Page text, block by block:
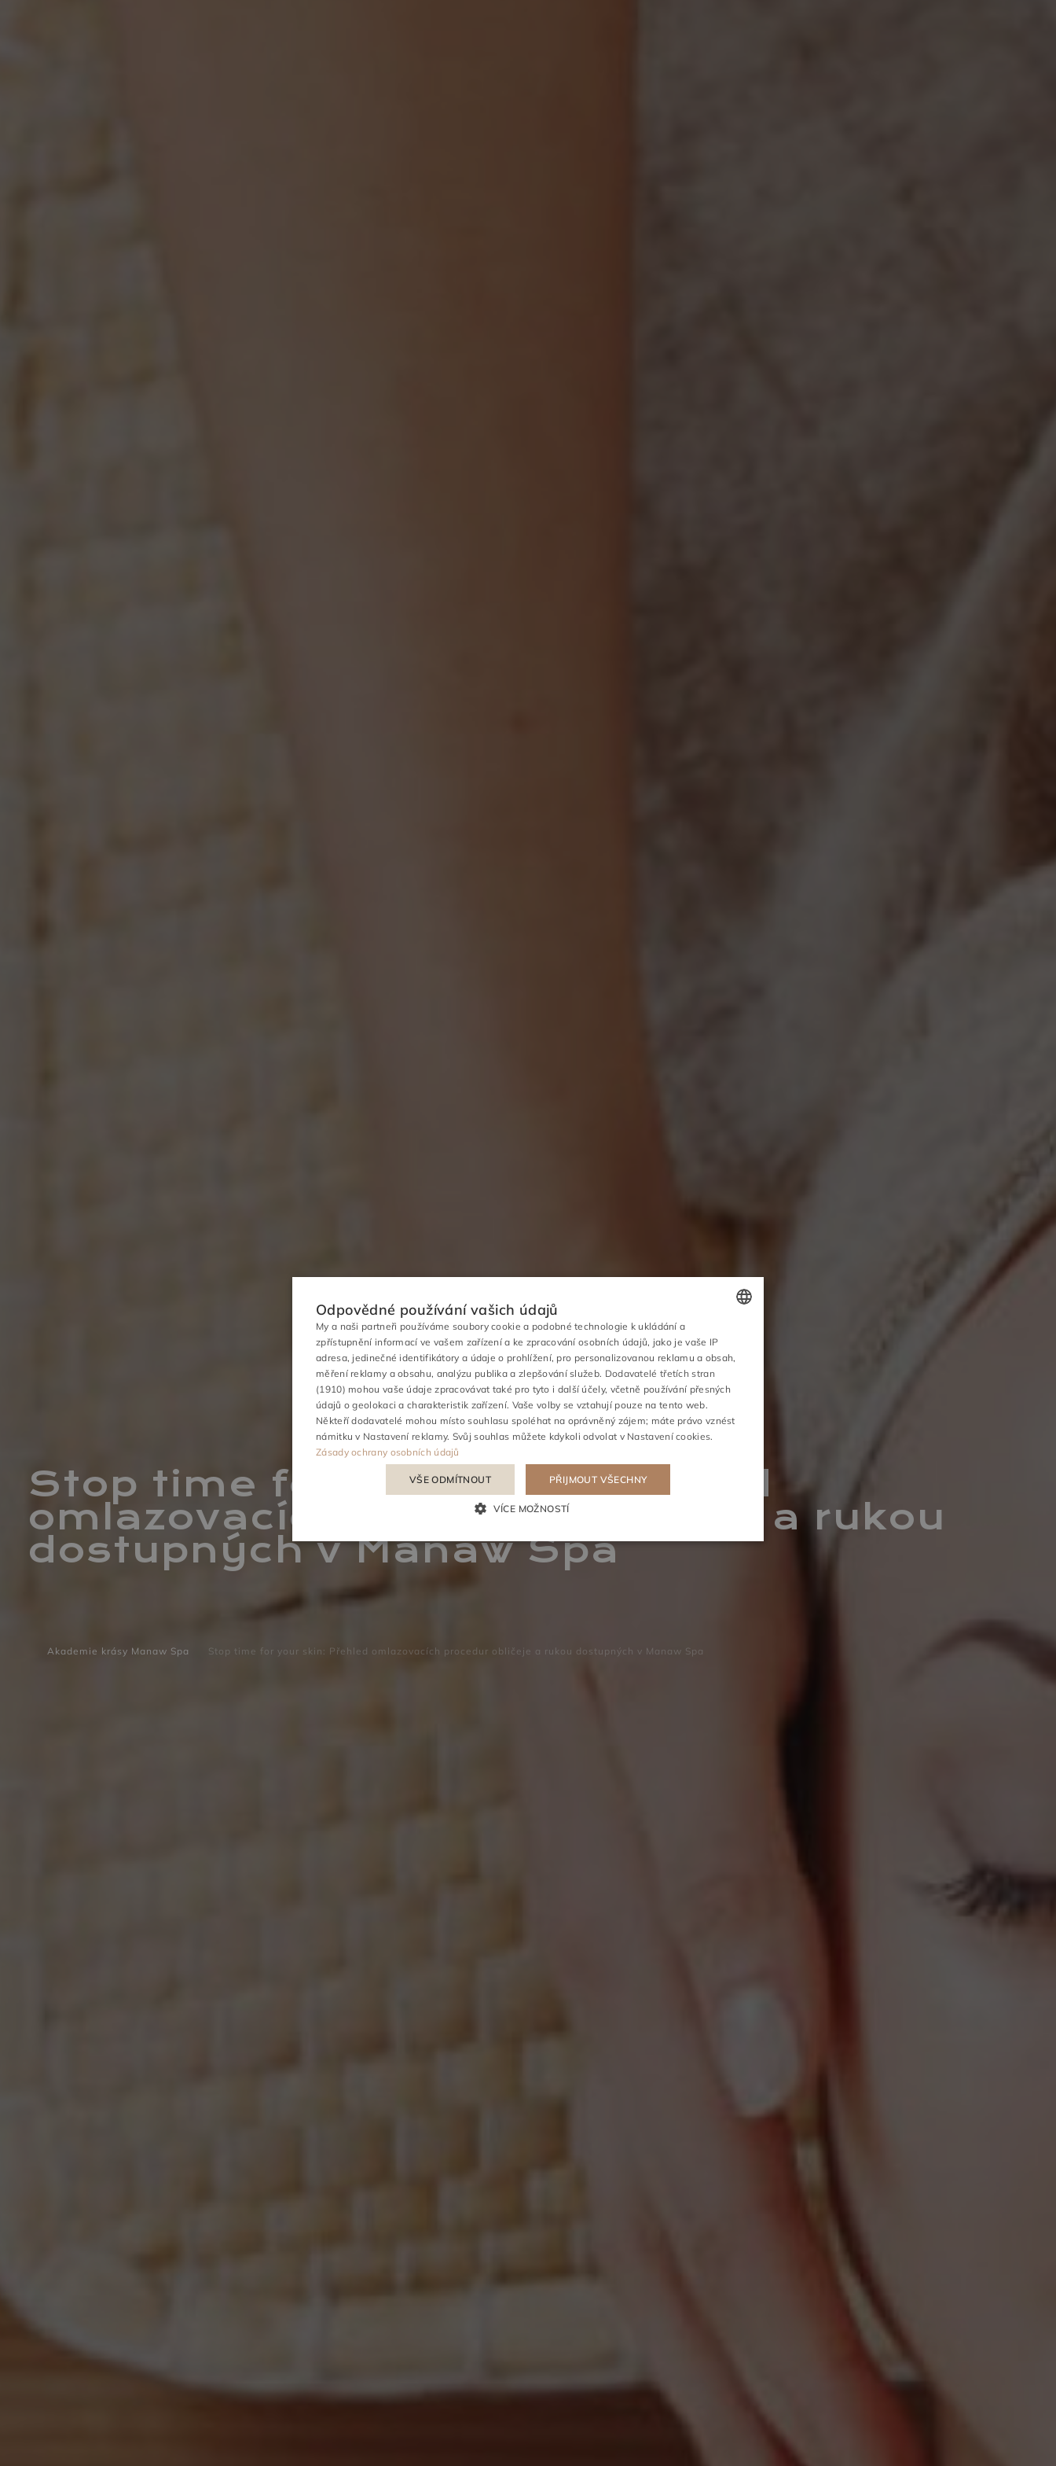
SCHŮZKY
Stop time for your skin: Přehled
omlazovacích procedur obličeje a rukou
dostupných v Manaw Spa
Akademie krásy Manaw Spa Stop time for your skin: Přehled omlazovacích procedur obličeje a rukou dostupných v Manaw Spa
POLISH
ENGLISH
GERMAN
CZECH
Odpovědné používání vašich údajů
My a naši partneři používáme soubory cookie a podobné technologie k ukládání a
zpřístupnění informací ve vašem zařízení a ke zpracování osobních údajů, jako je vaše IP
adresa, jedinečné identifikátory a údaje o prohlížení, pro personalizovanou reklamu a obsah,
měření reklamy a obsahu, analýzu publika a zlepšování služeb. Dodavatelé třetích stran
(1910) mohou vaše údaje zpracovávat také pro tyto i další účely, včetně používání přesných
údajů o geolokaci a charakteristik zařízení. Vaše volby se vztahují pouze na tento web.
Někteří dodavatelé mohou místo souhlasu spoléhat na oprávněný zájem; máte právo vznést
námitku v Nastavení reklamy. Svůj souhlas můžete kdykoli odvolat v Nastavení cookies.
Zásady ochrany osobních údajů
PŘIJMOUT VŠECHNY
VŠE ODMÍTNOUT
VÍCE MOŽNOSTÍ